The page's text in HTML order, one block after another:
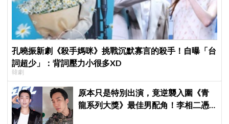
孔曉振新劇《殺手媽咪》挑戰沉默寡言的殺手！自曝「台
詞超少」：背詞壓力小很多XD
韓劇
原本只是特別出演，竟逆襲入圍《青
龍系列大獎》最佳男配角！李相二憑